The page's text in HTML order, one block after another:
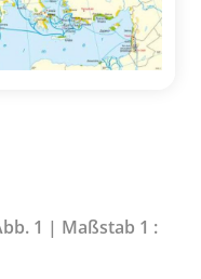
1 | Maßstab 1 :